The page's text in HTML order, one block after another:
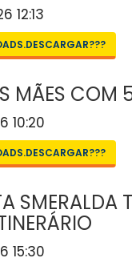
12:13
MÃES COM
10:20
SMERALDA
15:30